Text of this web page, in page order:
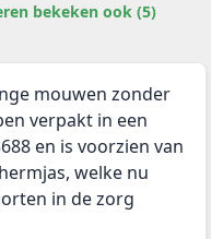
bekeken ook (5)
mouwen zonder
verpakt in een
en is voorzien van
welke nu
in de zorg